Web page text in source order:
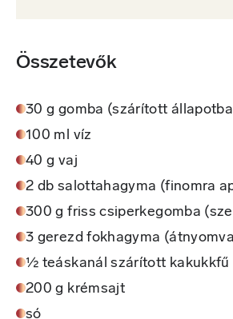
Összetevők
30 g gomba (szárított
100 ml víz
40 g vaj
2 db salottahagyma (finomra
300 g friss csiperkegomba
3 gerezd fokhagyma
½ teáskanál szárított kakukkfű
200 g krémsajt
só